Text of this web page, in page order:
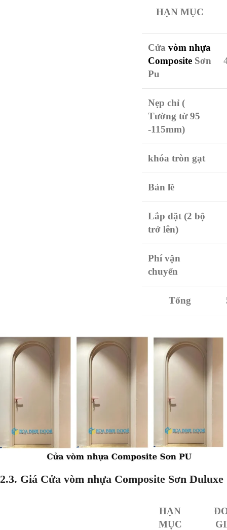
HẠN MỤC
Cửa vòm nhựa
Composite Sơn
Pu
Nẹp chỉ (
Tường từ 95
-115mm)
khóa tròn gạt
Bản lề
Lắp đặt (2 bộ
trở lên)
Phí vận
chuyển
Tổng
2.3. Giá Cửa vòm nhựa Composite Sơn Duluxe
HẠN
MỤC